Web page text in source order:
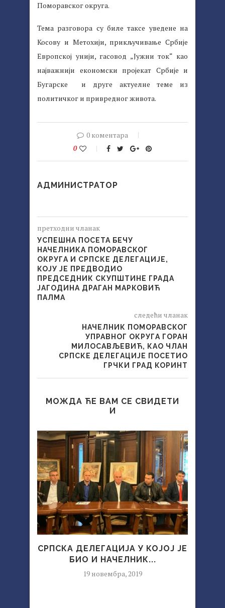
Поморавског округа.
Тема разговора су биле таксе уведене на
Косову и Метохији, прикључивање Србије
Европској унији, гасовод „Јужни ток“ као
најважнији економски пројекат Србије и
Бугарске и друге актуелне теме из
политичког и привредног живота.
0 коментара
0
АДМИНИСТРАТОР
претходни чланак
УСПЕШНА ПОСЕТА БЕЧУ
НАЧЕЛНИКА ПОМОРАВСКОГ
ОКРУГА И СРПСКЕ ДЕЛЕГАЦИЈЕ,
КОЈУ ЈЕ ПРЕДВОДИО
ПРЕДСЕДНИК СКУПШТИНЕ ГРАДА
ЈАГОДИНА ДРАГАН МАРКОВИЋ
ПАЛМА
следећи чланак
НАЧЕЛНИК ПОМОРАВСКОГ
УПРАВНОГ ОКРУГА ГОРАН
МИЛОСАВЉЕВИЋ, КАО ЧЛАН
СРПСКЕ ДЕЛЕГАЦИЈЕ ПОСЕТИО
ГРЧКИ ГРАД КОРИНТ
МОЖДА ЋЕ ВАМ СЕ СВИДЕТИ
И
СРПСКА ДЕЛЕГАЦИЈА У КОЈОЈ ЈЕ
БИО И НАЧЕЛНИК...
19 новембра, 2019